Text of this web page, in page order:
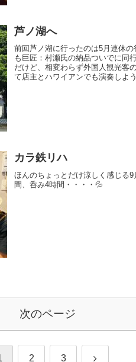
芦ノ湖へ
前回芦ノ湖に行ったのは5月連休
も巨匠：村瀬氏の納品ついでに同
だけど、相変わらず外国人観光客
て店主とハワイアンでも演奏しよう
カラ鉄リハ
ほんのちょっとだけ涼しく感じる
間、呑み4時間・・・・💦
次のページ
2 3 次